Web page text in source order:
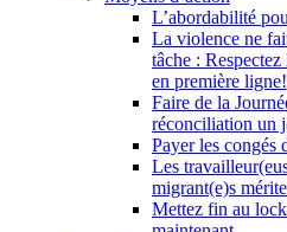
L’abordabilité
La violence ne
tâche :
en première ligne!
Faire de la
réconciliation un
Payer les congés
Les
migrant(e)s
Mettez fin au